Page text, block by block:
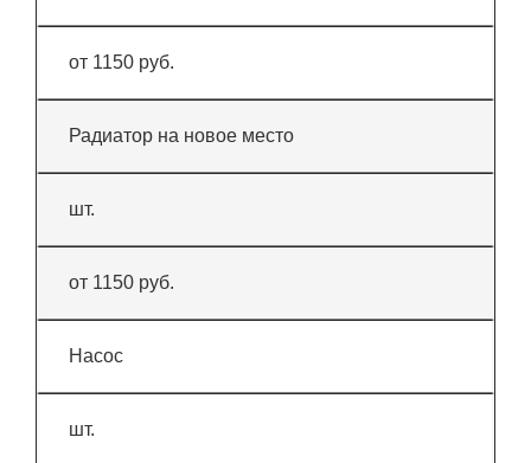
от 1150 руб.
Радиатор на новое место
шт.
от 1150 руб.
Насос
шт.